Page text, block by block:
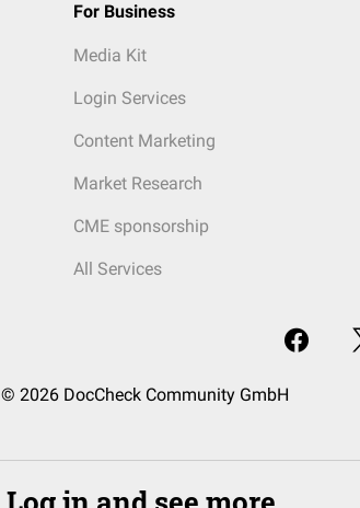
For Business
Media Kit
Login Services
Content Marketing
Market Research
CME sponsorship
All Services
© 2026 DocCheck Community GmbH